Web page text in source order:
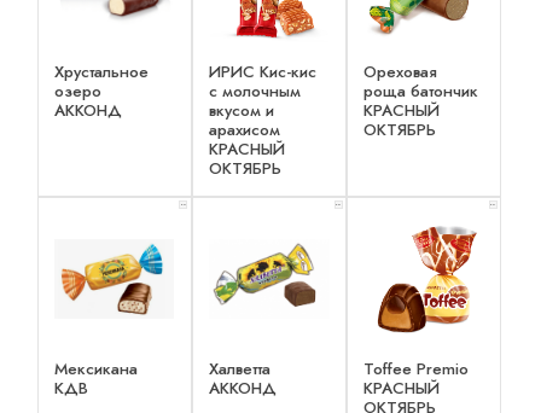
Хрустальное
озеро
АККОНД
ИРИС Кис-кис
с молочным
вкусом и
арахисом
КРАСНЫЙ
ОКТЯБРЬ
Ореховая
роща батончик
КРАСНЫЙ
ОКТЯБРЬ
x 2
Мексикана
КДВ
x 3
Халветта
АККОНД
x 2
Toffee Premio
КРАСНЫЙ
ОКТЯБРЬ